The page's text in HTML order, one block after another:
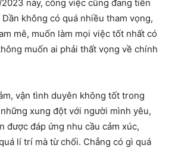
này, công việc cũng đang tiến
không có quá nhiều tham vọng,
mê, muốn làm mọi việc tốt nhất có
muốn ai phải thất vọng về chính
vận tình duyên không tốt trong
xung đột với người mình yêu,
được đáp ứng nhu cầu cảm xúc,
lí trí mà từ chối. Chẳng có gì quá